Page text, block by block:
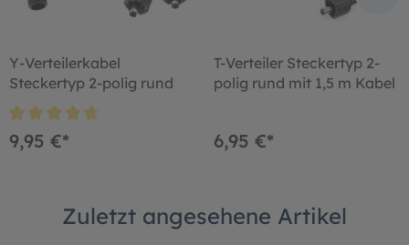
Y-Verteilerkabel
Steckertyp 2-polig rund
9,95 €*
T-Verteiler Steckertyp 2-
polig rund mit 1,5 m Kabel
6,95 €*
Zuletzt angesehene Artikel